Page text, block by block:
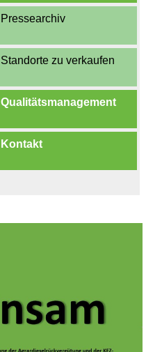
Pressearchiv
Standorte zu verkaufen
Qualitätsmanagement
Kontakt